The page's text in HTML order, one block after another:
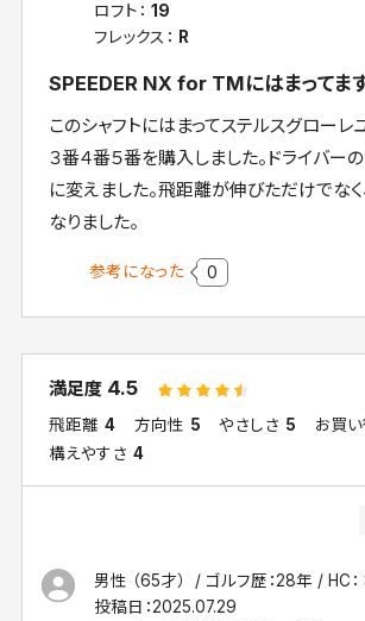
ロフト： 19
フレックス： R
SPEEDER NX for TMにはまってま
このシャフトにはまってステルスグローレ
３番４番５番を購入しました。ドライバー
に変えました。飛距離が伸びただけでなく
なりました。
参考になった 0
満足度 4.5
飛距離 4 方向性 5 やさしさ 5 お買
構えやすさ 4
男性 （65才） ゴルフ歴：28年
HC
投稿日：2025.07.29